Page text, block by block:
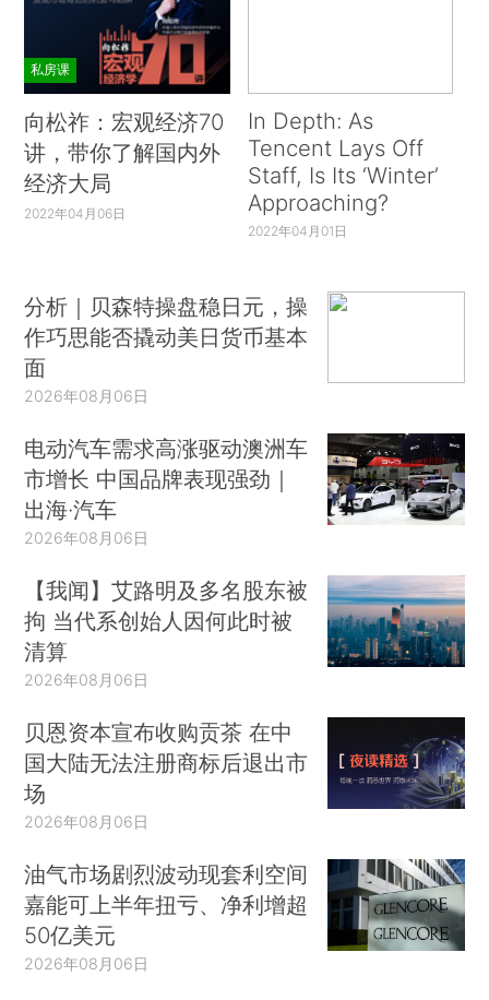
私房课
向松祚：宏观经济70
讲，带你了解国内外
经济大局
2022年04月06日
In Depth: As
Tencent Lays Off
Staff, Is Its ‘Winter’
Approaching?
2022年04月01日
分析｜贝森特操盘稳日元，操
作巧思能否撬动美日货币基本
面
2026年08月06日
电动汽车需求高涨驱动澳洲车
市增长 中国品牌表现强劲｜
出海·汽车
2026年08月06日
【我闻】艾路明及多名股东被
拘 当代系创始人因何此时被
清算
2026年08月06日
贝恩资本宣布收购贡茶 在中
国大陆无法注册商标后退出市
场
2026年08月06日
油气市场剧烈波动现套利空间
嘉能可上半年扭亏、净利增超
50亿美元
2026年08月06日